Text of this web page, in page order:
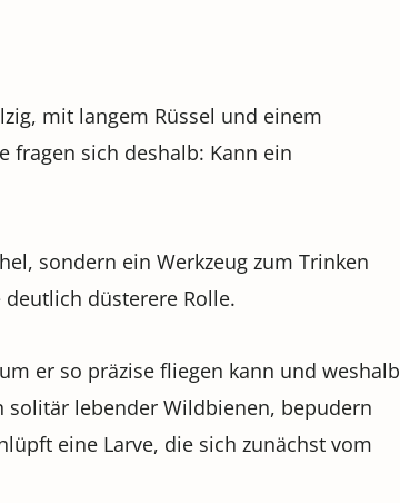
mit langem Rüssel und einem
fragen sich deshalb: Kann ein
sondern ein Werkzeug zum Trinken
düsterere Rolle.
er so präzise fliegen kann und weshalb
solitär lebender Wildbienen, bepudern
eine Larve, die sich zunächst vom